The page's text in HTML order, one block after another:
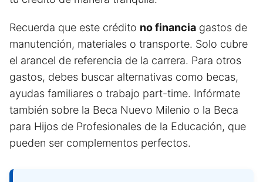
Recuerda que este crédito no financia gastos de
manutención, materiales o transporte. Solo cubre
el arancel de referencia de la carrera. Para otros
gastos, debes buscar alternativas como becas,
ayudas familiares o trabajo part-time. Infórmate
también sobre la Beca Nuevo Milenio o la Beca
para Hijos de Profesionales de la Educación, que
pueden ser complementos perfectos.